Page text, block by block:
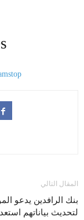
المقال التالي
بنك الرافدين يدعو
لتحديث بياناتهم